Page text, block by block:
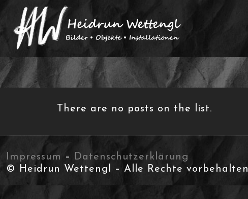
There are no posts on the list.
Impressum – Datenschutzerklärung
© Heidrun Wettengl – Alle Rechte vorbehalten